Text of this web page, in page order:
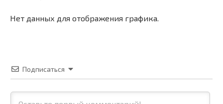
Нет данных для отображения графика.
Подписаться